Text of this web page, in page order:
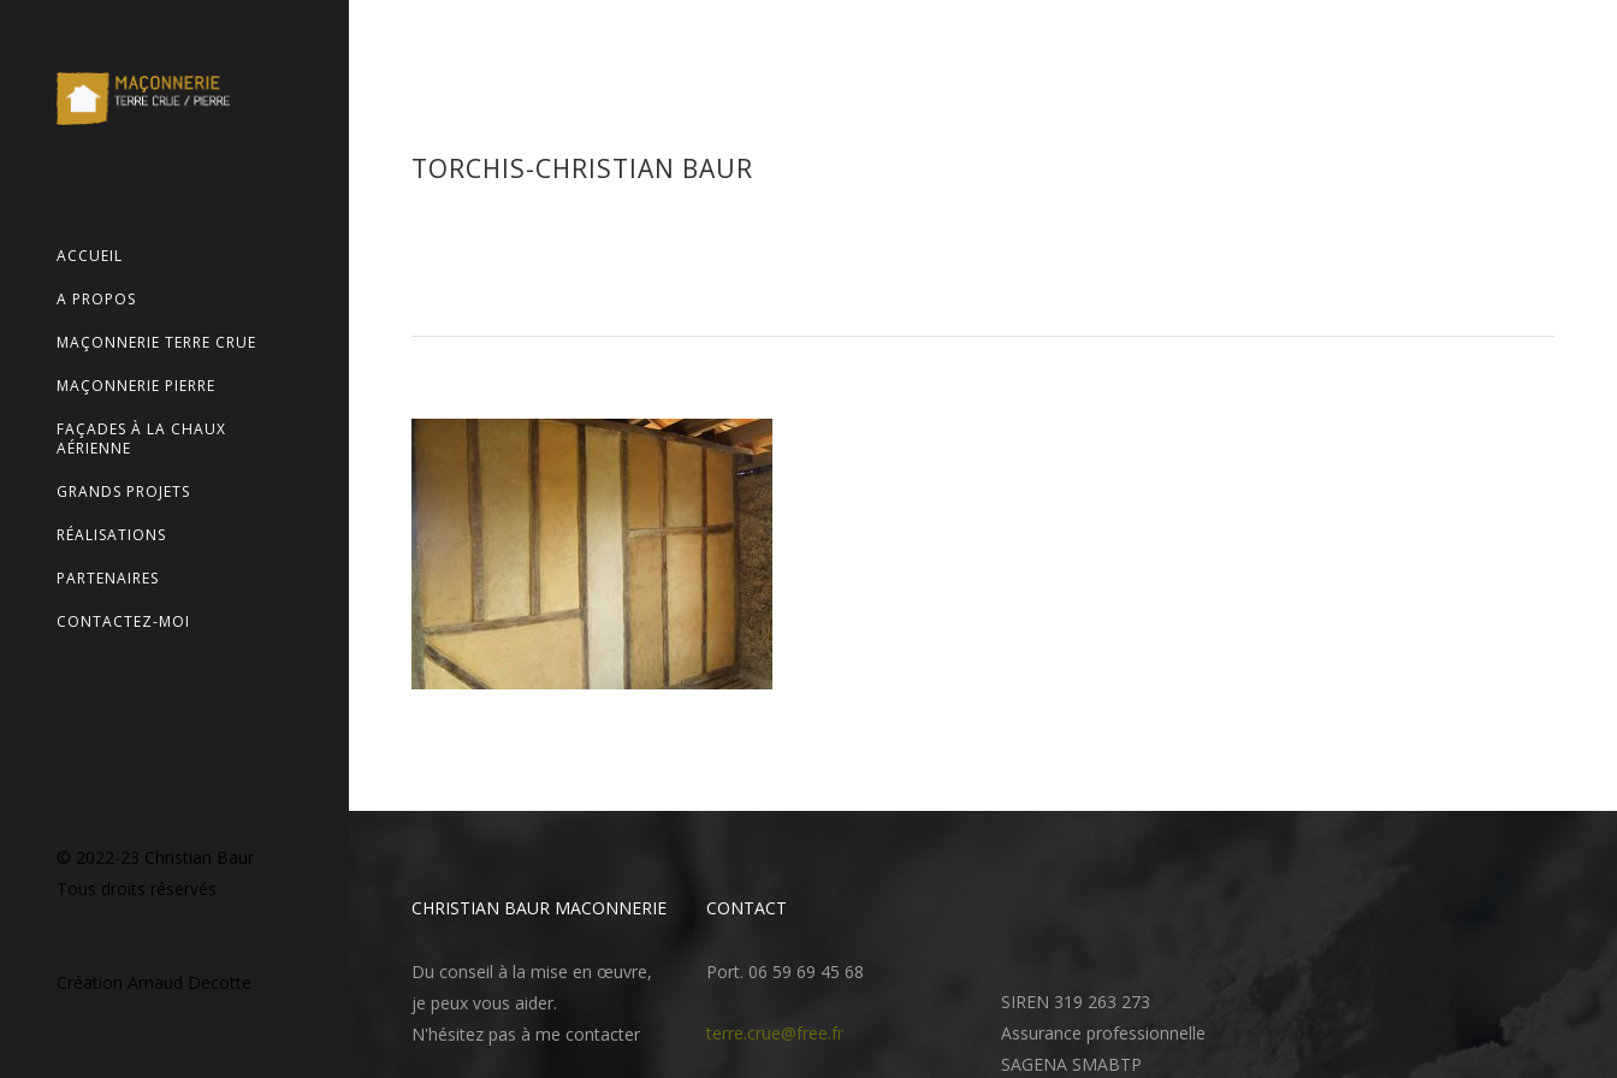
ACCUEIL
A PROPOS
MAÇONNERIE TERRE CRUE
MAÇONNERIE PIERRE
FAÇADES À LA CHAUX
AÉRIENNE
GRANDS PROJETS
RÉALISATIONS
PARTENAIRES
CONTACTEZ-MOI
© 2022-23 Christian Baur
Tous droits réservés
Création Arnaud Decotte
TORCHIS-CHRISTIAN BAUR
CHRISTIAN BAUR MACONNERIE
Du conseil à la mise en œuvre,
je peux vous aider.
N'hésitez pas à me contacter
CONTACT
Port. 06 59 69 45 68
terre.crue@free.fr
SIREN 319 263 273
Assurance professionnelle
SAGENA SMABTP